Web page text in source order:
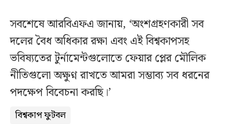
সবশেষে আরবিএফএ জানায়, ‘অংশগ্রহণকারী সব
দলের বৈধ অধিকার রক্ষা এবং এই বিশ্বকাপসহ
ভবিষ্যতের টুর্নামেন্টগুলোতে ফেয়ার প্লের মৌলিক
নীতিগুলো অক্ষুণ্ন রাখতে আমরা সম্ভাব্য সব ধরনের
পদক্ষেপ বিবেচনা করছি।’
বিশ্বকাপ ফুটবল